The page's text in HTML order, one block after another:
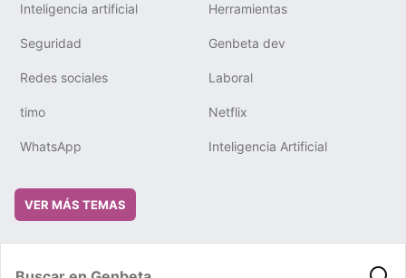
Inteligencia artificial Herramientas
Seguridad Genbeta dev
Redes sociales Laboral
timo Netflix
WhatsApp Inteligencia Artificial
VER MÁS TEMAS